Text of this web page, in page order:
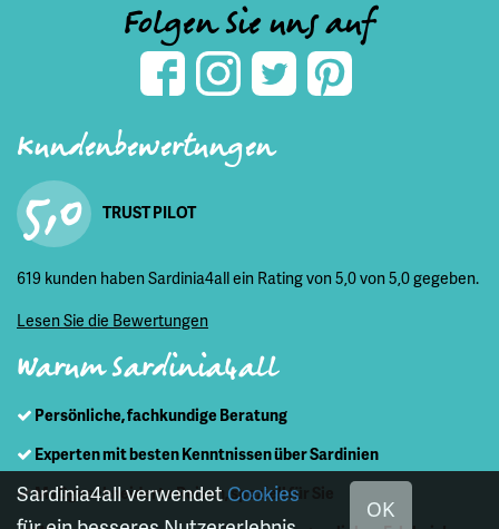
Folgen Sie uns auf
Kundenbewertungen
5,0 TRUST PILOT
619 kunden haben Sardinia4all ein Rating von 5,0 von 5,0 gegeben.
Lesen Sie die Bewertungen
Warum Sardinia4all
Persönliche, fachkundige Beratung
Experten mit besten Kenntnissen über Sardinien
Maßgeschneiderte Reisen, speziell für Sie
Sardinia4all verwendetCookies
OK